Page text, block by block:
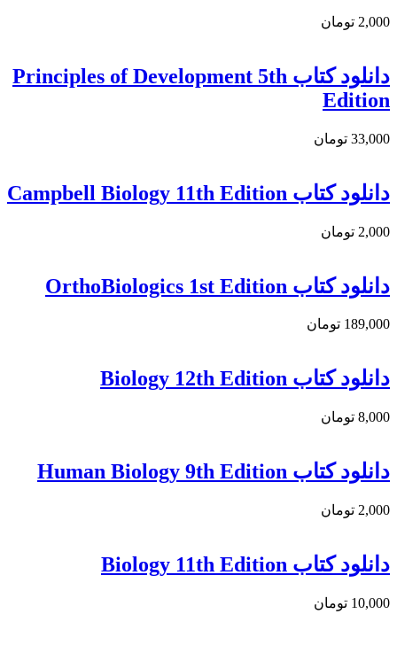
2,000 تومان
دانلود کتاب Principles of Development 5th
Edition
33,000 تومان
دانلود کتاب Campbell Biology 11th Edition
2,000 تومان
دانلود کتاب OrthoBiologics 1st Edition
189,000 تومان
دانلود کتاب Biology 12th Edition
8,000 تومان
دانلود کتاب Human Biology 9th Edition
2,000 تومان
دانلود کتاب Biology 11th Edition
10,000 تومان